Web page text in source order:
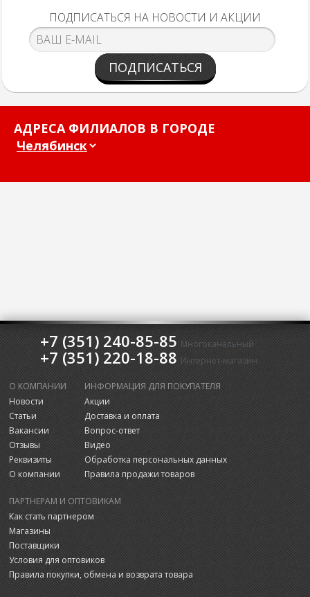
ПОДПИСАТЬСЯ НА НОВОСТИ И АКЦИИ
ПОДПИСАТЬСЯ
АДРЕСА ФИЛИАЛОВ В ГОРОДЕ
+7 (351) 240-85-85 Многоканальный
+7 (351) 220-18-88 Интернет-магазин
О КОМПАНИИ
Новости
Статьи
Вакансии
Отзывы
Реквизиты
О компании
ИНФОРМАЦИЯ ДЛЯ ПОКУПАТЕЛЯ
Акции
Доставка и оплата
Вопрос-ответ
Видео
Обработка персональных данных
Правила продажи товаров
ПАРТНЕРАМ И ОПТОВИКАМ
Как стать партнером
Магазины
Поставщики
Условия для оптовиков
Правила покупки, обмена и возврата товара